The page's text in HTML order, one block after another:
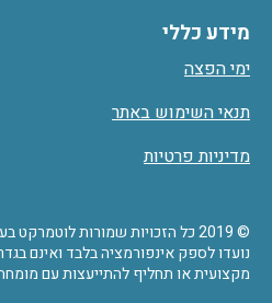
מידע כללי
ימי הפצה
תנאי השימוש באתר
מדיניות פרטיות
© 2019 כל הזכויות שמורות
נועדו לספק אינפורמציה בלבד ואינם
מקצועית או תחליף להתייעצות עם